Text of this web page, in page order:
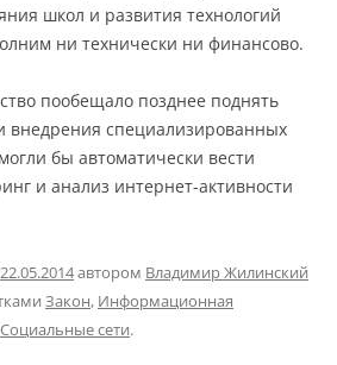
школ и развития технологий
ни технически ни финансово.
пообещало позднее поднять
внедрения специализированных
бы автоматически вести
и анализ интернет-активности
22.05.2014автором Владимир Жилинский
Закон, Информационная
Социальные сети.